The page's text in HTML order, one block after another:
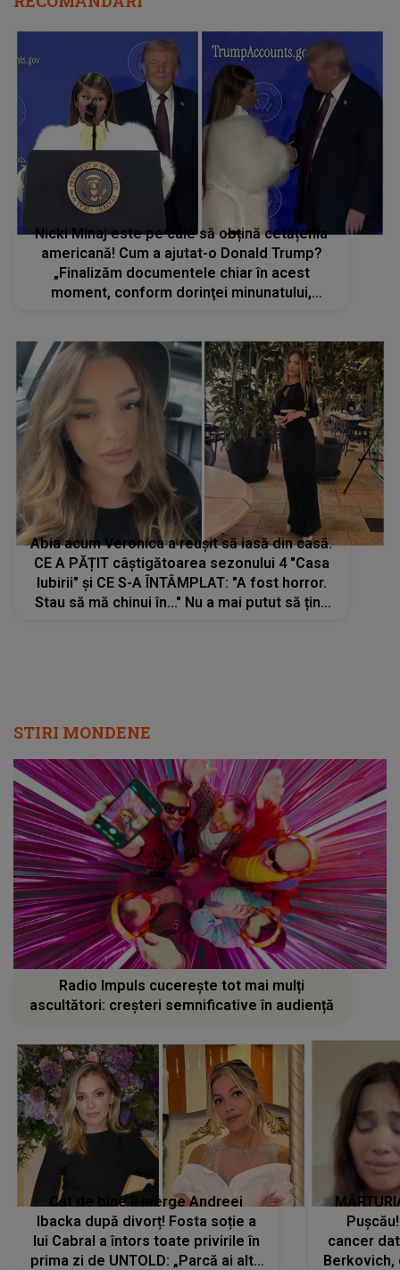
Nicki Minaj este pe cale să obțină cetățenia
americană! Cum a ajutat-o Donald Trump?
„Finalizăm documentele chiar în acest
moment, conform dorinţei minunatului,
Abia acum Veronica a reușit să iasă din casă.
CE A PĂȚIT câștigătoarea sezonului 4 "Casa
Iubirii" și CE S-A ÎNTÂMPLAT: "A fost horror.
Stau să mă chinui în..." Nu a mai putut să țină
STIRI MONDENE
Radio Impuls cucerește tot mai mulți
ascultători: creșteri semnificative în audiență
Cât de bine îi merge Andreei
Ibacka după divorț! Fosta soție a
lui Cabral a întors toate privirile în
prima zi de UNTOLD: „Parcă ai altă
cancer